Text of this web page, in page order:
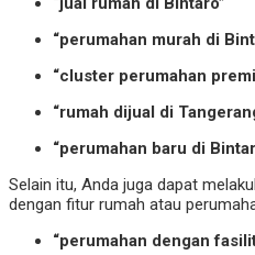
“perumahan murah di
“cluster perumahan
“rumah dijual di
“perumahan baru di
Selain itu, Anda juga dapat
dengan fitur rumah atau
“perumahan dengan